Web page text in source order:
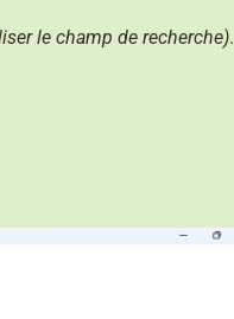
le champ de recherche).